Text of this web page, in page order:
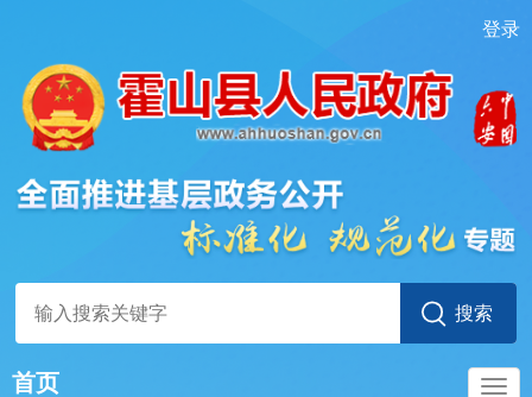
登录
首页